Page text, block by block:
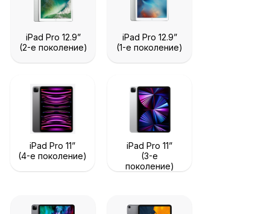
iPad Pro 12.9”
(2-е поколение)
iPad Pro 12.9”
(1-е поколение)
iPad Pro 11”
(4-е поколение)
iPad Pro 11”
(3-е
поколение)